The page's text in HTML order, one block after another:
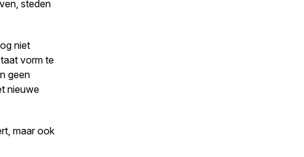
steden
niet
vorm te
geen
nieuwe
maar ook